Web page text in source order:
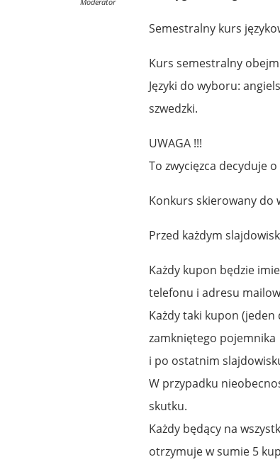
Semestralny kurs
Kurs semestralny
Języki do wyboru:
szwedzki.
UWAGA !!!
To zwycięzca decyduje
Konkurs skierowany do
Przed każdym
Każdy kupon będzie
telefonu i adresu
Każdy taki kupon
zamkniętego pojemnika
i po ostatnim
W przypadku
skutku.
Każdy będący na
otrzymuje w sumie 5